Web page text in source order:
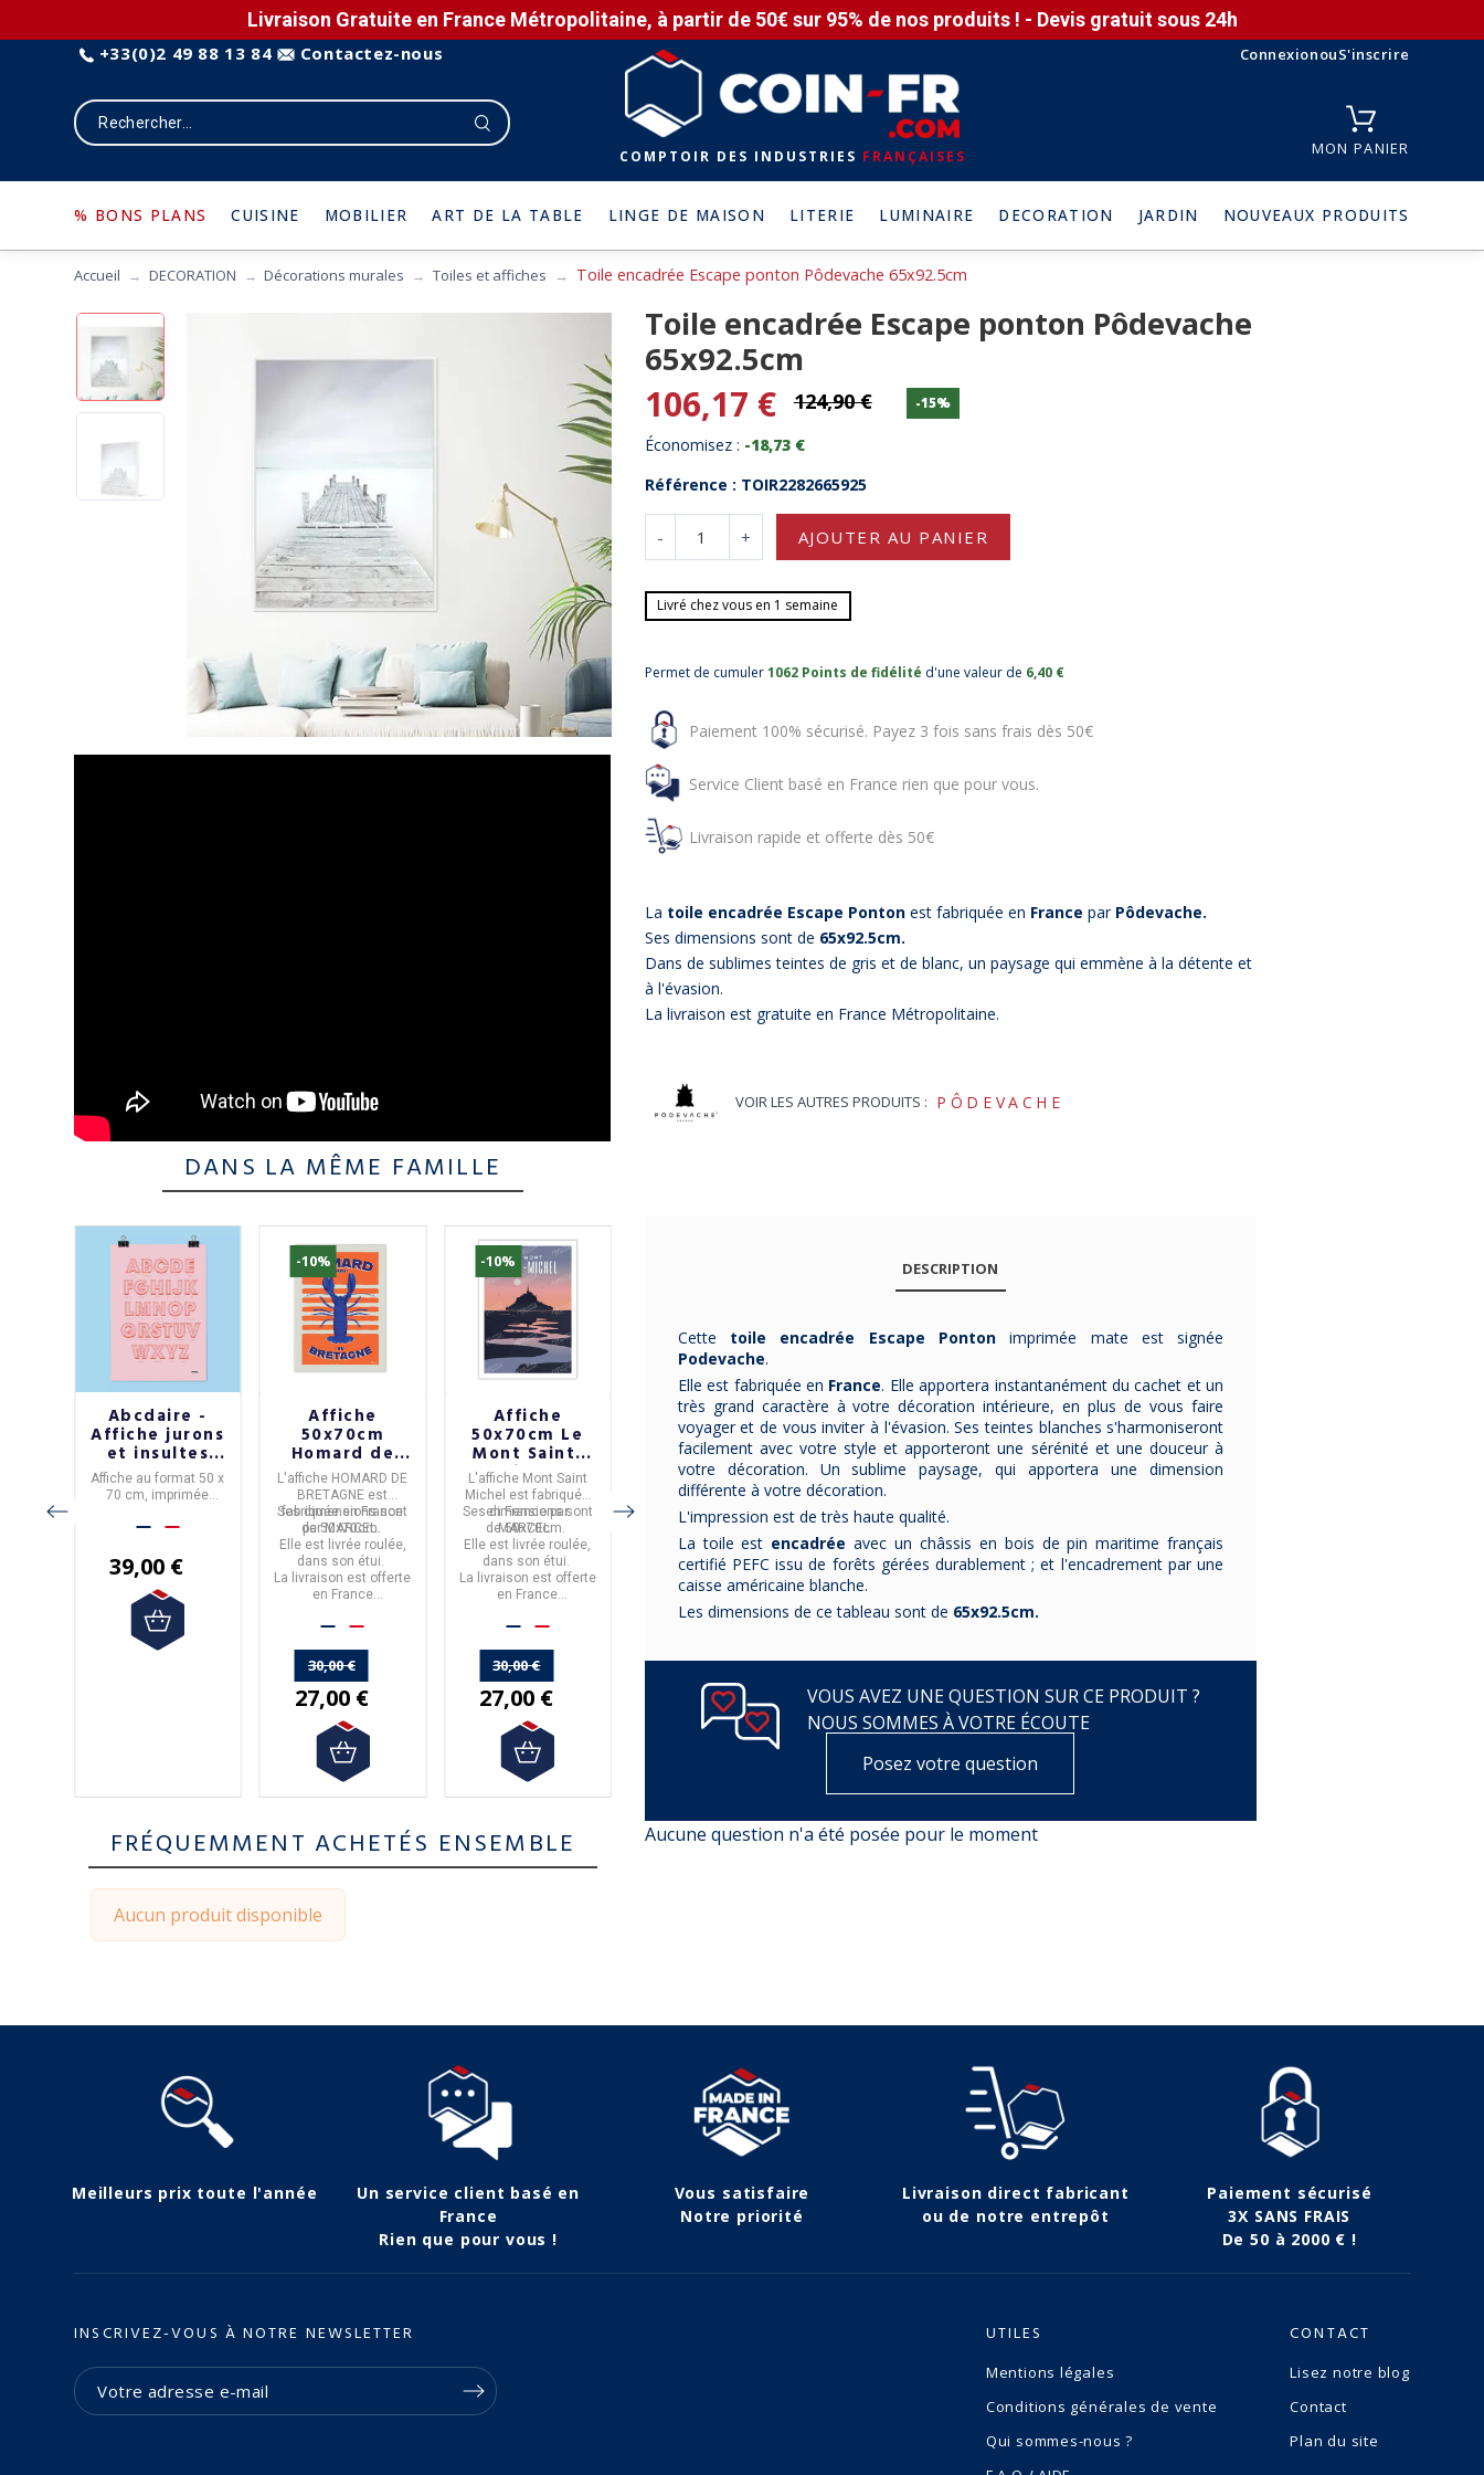
Livraison Gratuite en France Métropolitaine, à partir de 50€ sur 95% de nos produits ! - Devis gratuit sous 24h
+33(0)2 49 88 13 84 Contactez-nous ConnexionouS'inscrire
COMPTOIR DES INDUSTRIES FRANÇAISES MON PANIER
% BONS PLANS CUISINE MOBILIER ART DE LA TABLE LINGE DE MAISON LITERIE LUMINAIRE DECORATION JARDIN NOUVEAUX PRODUITS
Accueil DECORATION Décorations murales Toiles et affiches Toile encadrée Escape ponton Pôdevache 65x92.5cm
DANS LA MÊME FAMILLE
Abcdaire -
Affiche jurons
et insultes
adultes
Affiche au format 50 x
70 cm, imprimée
haute qualité
39,00 €
-10%
Affiche
50x70cm
Homard de
Bretagne
MARCEL
L'affiche HOMARD DE
BRETAGNE est
fabriquée enFrance
parMARCEL.
Ses dimensions sont
de50x70cm.
Elle est livrée roulée,
dans son étui.
La livraison est offerte
en France
de 50€ d'achats.
30,00 €
27,00 €
-10%
Affiche
50x70cm Le
Mont Saint-
Michel
MARCEL
L'affiche Mont Saint
Michel est fabriquée
enFrancepar
MARCEL.
Ses dimensions sont
de50x70cm.
Elle est livrée roulée,
dans son étui.
La livraison est offerte
en France
de 50€ d'achats.
30,00 €
27,00 €
Affiche
50x70cm
Nantes la Tour
Lu MARCEL
affiche TOUR LU
Nantesest fabriquée
enFrancepar
MARCEL
Ses dimensions sont
50x70cm
Elle est livrée roulée,
dans son étui.
La livraison est offerte
en France
Métropolitaine à partir
30,00 €
27,00 €
Affiche
anecdotes sur
la France -
Miscellanées
Affiche au format 50 x
70 cm, imprimée en
offset, papier de haute
qualité
39,00 €
Affiche
CHISTERA Ça
va être tout
noir ! 50x70cm
Ça va être tout noir !
29,00 €
CHISTERA
Définition
fabriquée avec
FRÉQUEMMENT ACHETÉS ENSEMBLE
Aucun produit disponible
Toile encadrée Escape ponton Pôdevache
65x92.5cm
106,17 € 124,90 € -15%
Économisez : -18,73 €
Référence : TOIR2282665925
- + AJOUTER AU PANIER
Livré chez vous en 1 semaine
Permet de cumuler1062 Points de fidélité d'une valeur de 6,40 €
Paiement 100% sécurisé. Payez 3 fois sans frais dès 50€
Service Client basé en France rien que pour vous.
Livraison rapide et offerte dès 50€
La toile encadrée Escape Ponton est fabriquée en France par Pôdevache.
Ses dimensions sont de 65x92.5cm.
Dans de sublimes teintes de gris et de blanc, un paysage qui emmène à la détente et
à l'évasion.
La livraison est gratuite en France Métropolitaine.
VOIR LES AUTRES PRODUITS : PÔDEVACHE
DESCRIPTION
Cette toile encadrée Escape Pontonimprimée mate est signée
Podevache.
Elle est fabriquée en France. Elle apportera instantanément du cachet et un
très grand caractère à votre décoration intérieure, en plus de vous faire
voyager et de vous inviter à l'évasion. Ses teintes blanches s'harmoniseront
facilement avec votre style et apporteront une sérénité et une douceur à
votre décoration. Un sublime paysage, qui apportera une dimension
différente à votre décoration.
L'impression est de très haute qualité.
La toile est encadrée avec un châssis en bois de pin maritime français
certifié PEFC issu de forêts gérées durablement ; et l'encadrement par une
caisse américaine blanche.
Les dimensions de ce tableau sont de 65x92.5cm.
VOUS AVEZ UNE QUESTION SUR CE PRODUIT ?
NOUS SOMMES À VOTRE ÉCOUTE
Posez votre question
Aucune question n'a été posée pour le moment
Meilleurs prix toute l'année
Un service client basé en
France
Rien que pour vous !
Vous satisfaire
Notre priorité
Livraison direct fabricant
ou de notre entrepôt
Paiement sécurisé
3X SANS FRAIS
De 50 à 2000 € !
INSCRIVEZ-VOUS À NOTRE NEWSLETTER UTILES
Mentions légales
Conditions générales de vente
Qui sommes-nous ?
CONTACT
Lisez notre blog
Contact
Plan du site